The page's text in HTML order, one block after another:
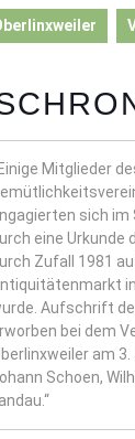
Einige Mitglieder
sich
eine Urkunde
Zufall 1981
Aufschrift
bei dem
am
Schoen,
Landau.“